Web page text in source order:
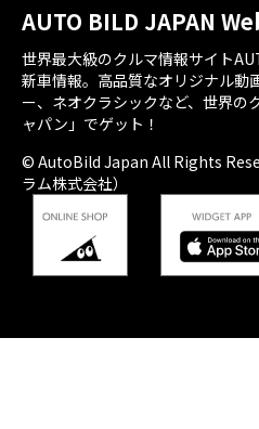
AUTO BILD JAPAN
世界最大級のクルマ情報サイト
新車情報。高品質なオリジナル動
ー、ネオクラシックなど、世界の
ャパン」でゲット！
© AutoBild Japan All Rights
ラム株式会社）